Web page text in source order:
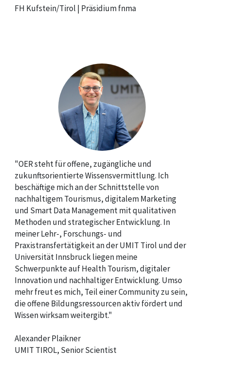
FH Kufstein/Tirol | Präsidium fnma
"OER steht für offene, zugängliche und
zukunftsorientierte Wissensvermittlung. Ich
beschäftige mich an der Schnittstelle von
nachhaltigem Tourismus, digitalem Marketing
und Smart Data Management mit qualitativen
Methoden und strategischer Entwicklung. In
meiner Lehr-, Forschungs- und
Praxistransfertätigkeit an der UMIT Tirol und der
Universität Innsbruck liegen meine
Schwerpunkte auf Health Tourism, digitaler
Innovation und nachhaltiger Entwicklung. Umso
mehr freut es mich, Teil einer Community zu sein,
die offene Bildungsressourcen aktiv fördert und
Wissen wirksam weitergibt."
Alexander Plaikner
UMIT TIROL, Senior Scientist